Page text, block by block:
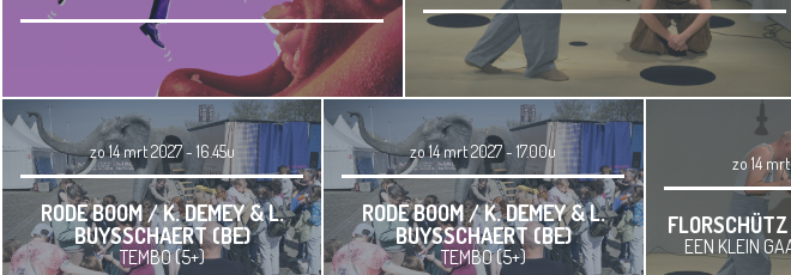
zo 14 mrt 2027 - 16.45u
RODE BOOM / K. DEMEY & L.
BUYSSCHAERT (BE)
TEMBO (5+)
zo 14 mrt 2027 - 17.00u
RODE BOOM / K. DEMEY & L.
BUYSSCHAERT (BE)
TEMBO (5+)
zo 14
EEN KLEIN